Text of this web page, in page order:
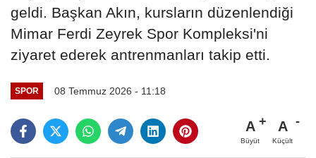
geldi. Başkan Akın, kursların düzenlendiği
Mimar Ferdi Zeyrek Spor Kompleksi'ni
ziyaret ederek antrenmanları takip etti.
SPOR 08 Temmuz 2026 - 11:18
A
Büyüt
A
Küçült